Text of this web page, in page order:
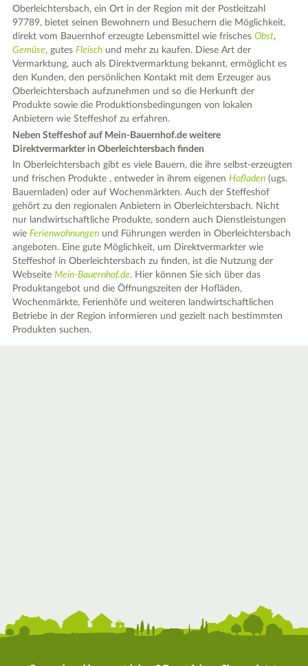
Oberleichtersbach, ein Ort in der Region mit der Postleitzahl
97789, bietet seinen Bewohnern und Besuchern die Möglichkeit,
direkt vom Bauernhof erzeugte Lebensmittel wie frischesObst,
Gemüse, gutesFleisch und mehr zu kaufen. Diese Art der
Vermarktung, auch als Direktvermarktung bekannt, ermöglicht es
den Kunden, den persönlichen Kontakt mit dem Erzeuger aus
Oberleichtersbach aufzunehmen und so die Herkunft der
Produkte sowie die Produktionsbedingungen von lokalen
Anbietern wie Steffeshof zu erfahren.
Neben Steffeshof auf Mein-Bauernhof.de weitere
Direktvermarkter in Oberleichtersbach finden
In Oberleichtersbach gibt es viele Bauern, die ihre selbst-erzeugten
und frischen Produkte , entweder in ihrem eigenenHofladen (ugs.
Bauernladen) oder auf Wochenmärkten. Auch der Steffeshof
gehört zu den regionalen Anbietern in Oberleichtersbach. Nicht
nur landwirtschaftliche Produkte, sondern auch Dienstleistungen
wieFerienwohnungen und Führungen werden in Oberleichtersbach
angeboten. Eine gute Möglichkeit, um Direktvermarkter wie
Steffeshof in Oberleichtersbach zu finden, ist die Nutzung der
WebseiteMein-Bauernhof.de. Hier können Sie sich über das
Produktangebot und die Öffnungszeiten der Hofläden,
Wochenmärkte, Ferienhöfe und weiteren landwirtschaftlichen
Betriebe in der Region informieren und gezielt nach bestimmten
Produkten suchen.